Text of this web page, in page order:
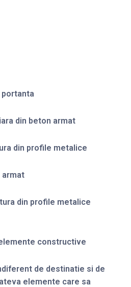
din beton armat
din profile metalice
armat
din profile metalice
constructive
de destinatie si de
elemente care sa